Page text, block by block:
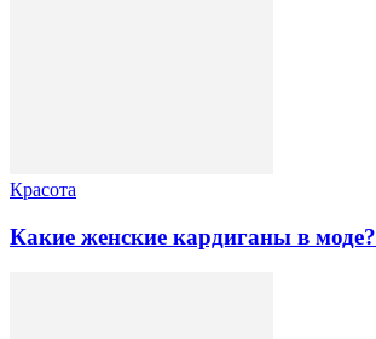
Красота
Какие женские кардиганы в моде?